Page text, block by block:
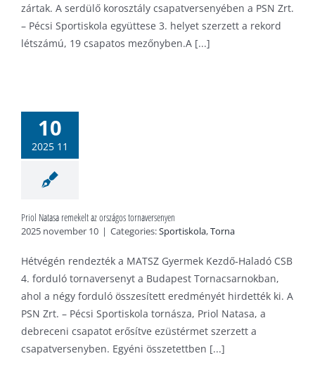
zártak. A serdülő korosztály csapatversenyében a PSN Zrt.
– Pécsi Sportiskola együttese 3. helyet szerzett a rekord
létszámú, 19 csapatos mezőnyben.A [...]
10
2025 11
az
Torna
Priol Natasa remekelt az országos tornaversenyen
2025 november 10 | Categories:Sportiskola,Torna
Hétvégén rendezték a MATSZ Gyermek Kezdő‑Haladó CSB
4. forduló tornaversenyt a Budapest Tornacsarnokban,
ahol a négy forduló összesített eredményét hirdették ki. A
PSN Zrt. – Pécsi Sportiskola tornásza, Priol Natasa, a
debreceni csapatot erősítve ezüstérmet szerzett a
csapatversenyben. Egyéni összetettben [...]